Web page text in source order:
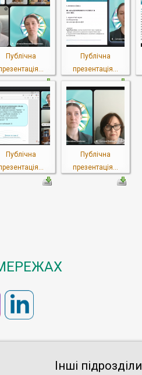
Публічна
Публічна
презентація...
Публічна
Публічна
презентація...
Інші підрозділи